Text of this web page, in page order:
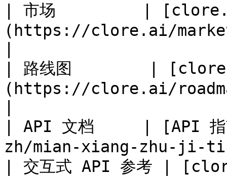
| 市场         |
(https://clore.ai/
| 路线图        |
(https://clore.ai/
| API 文档     | [API
zh/mian-xiang-zhu-ji-
| 交互式 API 参考 |